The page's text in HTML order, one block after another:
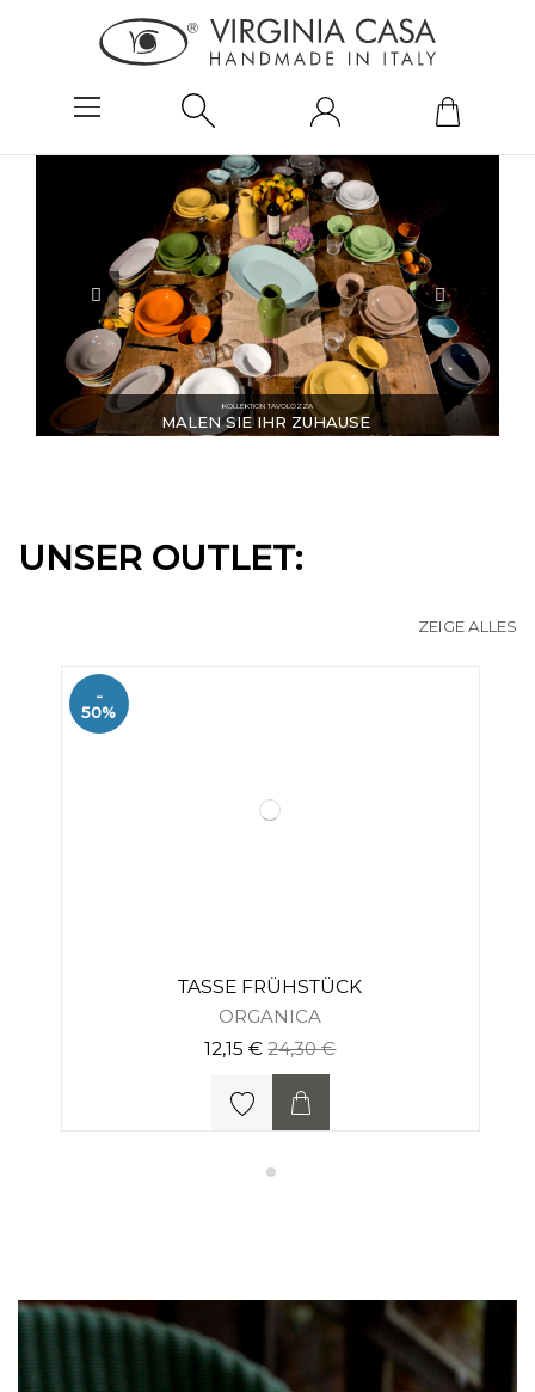
KOLLEKTION TAVOLOZZA
MALEN SIE IHR ZUHAUSE
UNSER OUTLET:
ZEIGE ALLES
-
50%
TASSE FRÜHSTÜCK
ORGANICA
12,15 €24,30 €